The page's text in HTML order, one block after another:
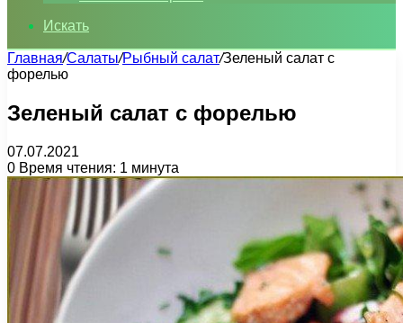
Искать
Главная/Салаты/Рыбный салат/Зеленый салат с
форелью
Зеленый салат с форелью
07.07.2021
0 Время чтения: 1 минута